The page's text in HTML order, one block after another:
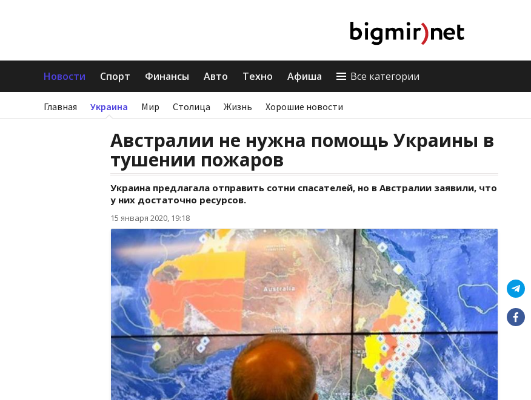
Новости Спорт Финансы Авто Техно Афиша Все категории
Главная Украина Мир Столица Жизнь Хорошие новости
Австралии не нужна помощь Украины в
тушении пожаров
Украина предлагала отправить сотни спасателей, но в Австралии заявили, что
у них достаточно ресурсов.
15 января 2020, 19:18